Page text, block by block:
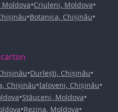
Moldova•Criuleni, Moldova•
•Botanica, Chișinău•
•Durlești, Chișinău•
Chișinău•Ialoveni, Chișinău•
•Stăuceni, Moldova•
•Rezina, Moldova•